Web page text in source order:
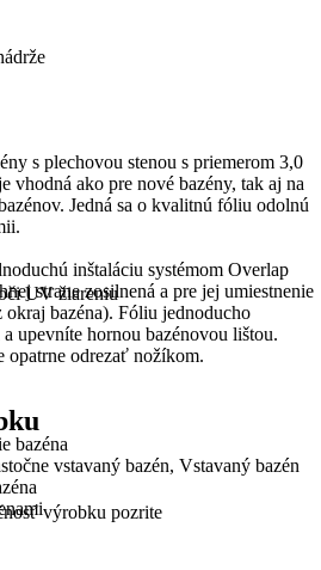
UV žiareniu
bazéna
vstavaný bazén, Vstavaný bazén
s plechovou stenou s priemerom 3,0
vhodná ako pre nové bazény, tak aj na
Jedná sa o kvalitnú fóliu odolnú
inštaláciu systémom Overlap
strane zosilnená a pre jej umiestnenie
bazéna). Fóliu jednoducho
a upevníte hornou bazénovou lištou.
opatrne odrezať nožíkom.
výrobku pozrite